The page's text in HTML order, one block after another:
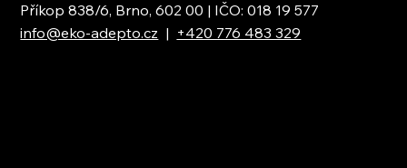
Příkop 838/6, Brno, 602 00 | IČO: 018 19 577
info@eko-adepto.cz | +420 776 483 329